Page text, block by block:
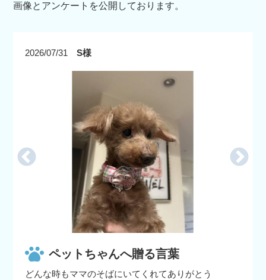
画像とアンケートを公開しております。
2026/07/31 S様
ペットちゃんへ贈る言葉
どんな時もママのそばにいてくれてありがとう